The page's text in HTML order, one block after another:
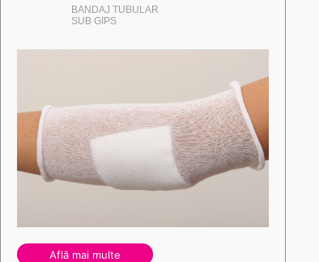
BANDAJ TUBULAR
SUB GIPS
Află mai multe